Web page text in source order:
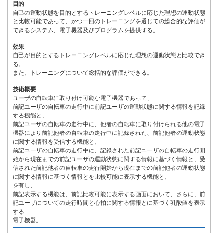
目的
自己の運動状態を目的とするトレーニングレベルに応じた理想の運動状態
と比較可能であって、かつ一回のトレーニングを通じての総合的な評価が
できるシステム、電子機器及びプログラムを提供する。
効果
自己が目的とするトレーニングレベルに応じた理想の運動状態と比較でき
る。
また、トレーニングについて総括的な評価ができる。
技術概要
ユーザの自転車に取り付け可能な電子機器であって、
前記ユーザの自転車の走行中に前記ユーザの運動状態に関する情報を記録
する機能と、
前記ユーザの自転車の走行中に、他者の自転車に取り付けられる他の電子
機器により前記他者の自転車の走行中に記録された、前記他者の運動状態
に関する情報を受信する機能と、
前記ユーザの自転車の走行中に、記録された前記ユーザの自転車の走行開
始から現在までの前記ユーザの運動状態に関する情報に基づく情報と、受
信された前記他者の自転車の走行開始から現在までの前記他者の運動状態
に関する情報に基づく情報とを比較可能に表示する機能と、
を有し、
前記表示する機能は、前記比較可能に表示する画面において、さらに、前
記ユーザについての走行時間と心拍に関する情報とに基づく乳酸値を表示
する
電子機器。